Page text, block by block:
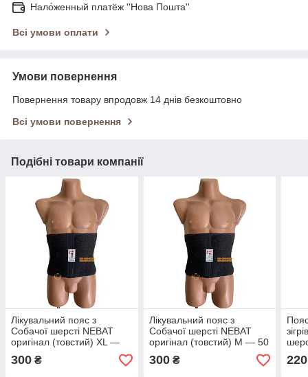
Нало́женный платёж ''Нова Пошта''
Всі умови оплати
Умови повернення
Повернення товару впродовж 14 днів безкоштовно
Всі умови повернення
Подібні товари компанії
Лікувальний пояс з
Собачої шерсті NEBAT
оригінал (товстий) XL ―
54 р
300 ₴
Лікувальний пояс з
Собачої шерсті NEBAT
оригінал (товстий) M ― 50
р
300₴
M―
220